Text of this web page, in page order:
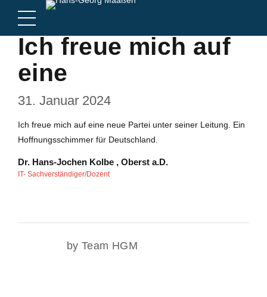
Ich freue mich auf
eine
31. Januar 2024
Ich freue mich auf eine neue Partei unter seiner Leitung. Ein
Hoffnungsschimmer für Deutschland.
Dr. Hans-Jochen Kolbe , Oberst a.D.
IT- Sachverständiger/Dozent
by Team HGM